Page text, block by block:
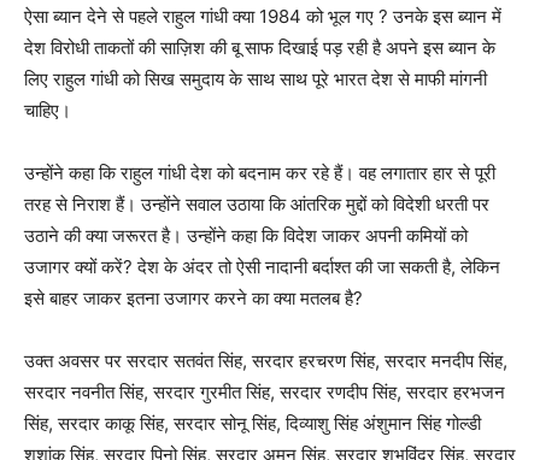
ऐसा ब्यान देने से पहले राहुल गांधी क्या 1984 को भूल गए ? उनके इस ब्यान में
देश विरोधी ताकतों की साज़िश की बू साफ दिखाई पड़ रही है अपने इस ब्यान के
लिए राहुल गांधी को सिख समुदाय के साथ साथ पूरे भारत देश से माफी मांगनी
चाहिए।
उन्होंने कहा कि राहुल गांधी देश को बदनाम कर रहे हैं। वह लगातार हार से पूरी
तरह से निराश हैं। उन्होंने सवाल उठाया कि आंतरिक मुद्दों को विदेशी धरती पर
उठाने की क्या जरूरत है। उन्होंने कहा कि विदेश जाकर अपनी कमियों को
उजागर क्यों करें? देश के अंदर तो ऐसी नादानी बर्दाश्त की जा सकती है, लेकिन
इसे बाहर जाकर इतना उजागर करने का क्या मतलब है?
उक्त अवसर पर सरदार सतवंत सिंह, सरदार हरचरण सिंह, सरदार मनदीप सिंह,
सरदार नवनीत सिंह, सरदार गुरमीत सिंह, सरदार रणदीप सिंह, सरदार हरभजन
सिंह, सरदार काकू सिंह, सरदार सोनू सिंह, दिव्याशु सिंह अंशुमान सिंह गोल्डी
शशांक सिंह, सरदार पिनो सिंह, सरदार अमन सिंह, सरदार शुभविंदर सिंह, सरदार